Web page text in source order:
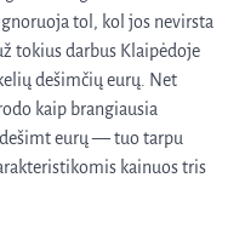
tol, kol jos nevirsta
tokius darbus Klaipėdoje
dešimčių eurų. Net
kaip brangiausia
eurų — tuo tarpu
kainuos tris